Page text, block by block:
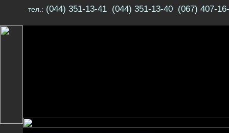
тел.: (044) 351-13-41 (044) 351-13-40 (067) 407-